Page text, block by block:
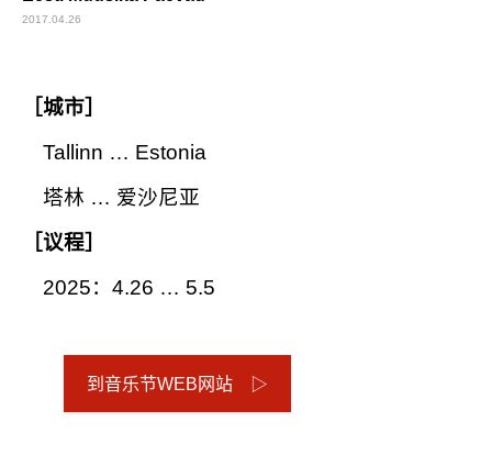
2017.04.26
［城市］
Tallinn … Estonia
塔林 … 爱沙尼亚
［议程］
2025：4.26 … 5.5
到音乐节WEB网站 ▷